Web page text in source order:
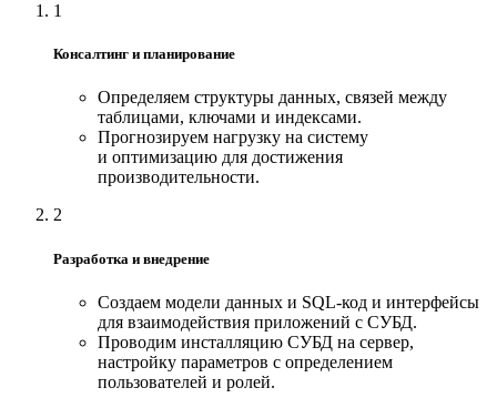
1
Консалтинг и планирование
Определяем структуры данных, связей между
таблицами, ключами и индексами.
Прогнозируем нагрузку на систему
и оптимизацию для достижения
производительности.
2
Разработка и внедрение
Создаем модели данных и SQL-код и интерфейсы
для взаимодействия приложений с СУБД.
Проводим инсталляцию СУБД на сервер,
настройку параметров с определением
пользователей и ролей.